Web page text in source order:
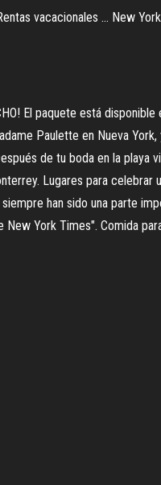
vacacionales ... New
El paquete está
Paulette en Nueva
de tu boda en la playa
Lugares para celebrar
han sido una parte
York Times". Comida